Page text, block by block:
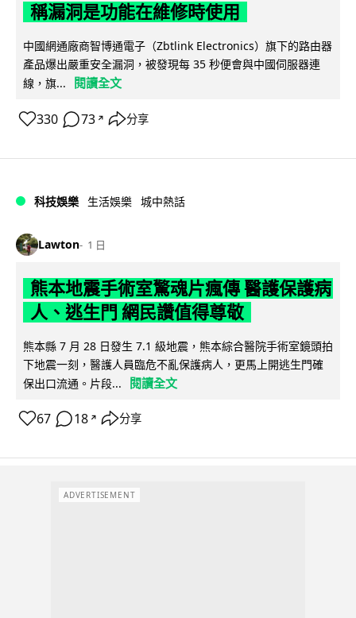
稱漏洞是功能在維修時使用
中國網通廠商智博通電子（Zbtlink Electronics）旗下的路由器
產品爆出嚴重安全漏洞，被發現每 35 秒便會與中國伺服器連
線，旗...
閱讀全文
330 73 ↗ 分享
科技娛樂 生活娛樂 城中熱話
Lawton 1 日
熊本地震手術室驚魂片瘋傳 醫護保護病
人、逃生門 網民讚值得尊敬
熊本縣 7 月 28 日發生 7.1 級地震，熊本綜合醫院手術室鏡頭拍
下地震一刻，醫護人員臨危不亂保護病人，更馬上開逃生門確
保出口流通。片段...
閱讀全文
67 18 ↗ 分享
ADVERTISEMENT